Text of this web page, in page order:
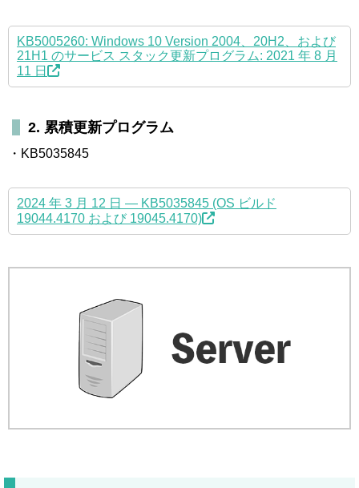
KB5005260: Windows 10 Version 2004、20H2、および
21H1 のサービス スタック更新プログラム: 2021 年 8 月
11 日
2. 累積更新プログラム
・KB5035845
2024 年 3 月 12 日 — KB5035845 (OS ビルド
19044.4170 および 19045.4170)